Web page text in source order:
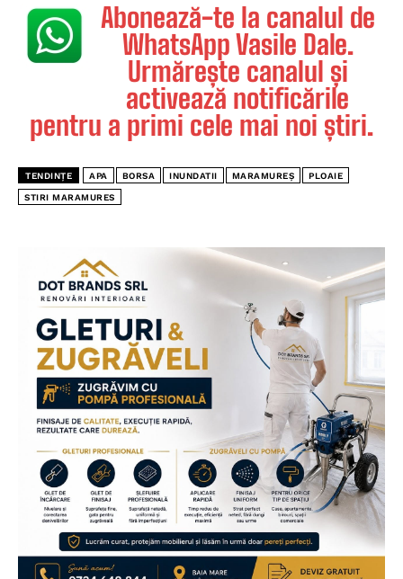
Abonează-te la canalul de
WhatsApp Vasile Dale.
Urmărește canalul și
activează notificările
pentru a primi cele mai noi știri.
TENDINȚE APA BORSA INUNDATII MARAMUREȘ PLOAIE
STIRI MARAMURES